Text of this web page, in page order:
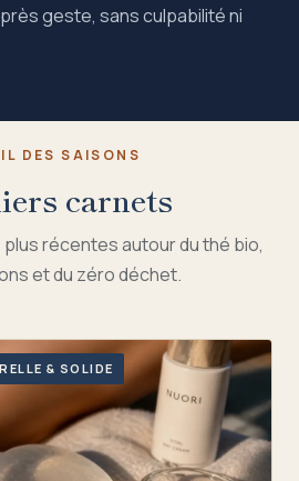
geste, sans culpabilité ni
DES SAISONS
carnets
récentes autour du thé bio,
et du zéro déchet.
& SOLIDE